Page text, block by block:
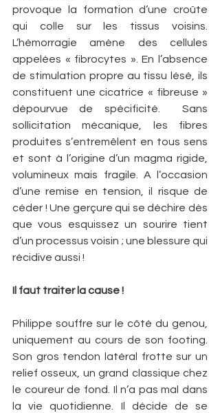
provoque la formation d’une croûte
qui colle sur les tissus voisins.
L’hémorragie amène des cellules
appelées « fibrocytes ». En l’absence
de stimulation propre au tissu lésé, ils
constituent une cicatrice « fibreuse »
dépourvue de spécificité.  Sans
sollicitation mécanique, les fibres
produites s’entremêlent en tous sens
et sont à l’origine d’un magma rigide,
volumineux mais fragile. A l’occasion
d’une remise en tension, il risque de
céder ! Une gerçure qui se déchire dès
que vous esquissez un sourire tient
d’un processus voisin ; une blessure qui
récidive aussi !
Il faut traiter la cause !
Philippe souffre sur le côté du genou,
uniquement au cours de son footing.
Son gros tendon latéral frotte sur un
relief osseux, un grand classique chez
le coureur de fond. Il n’a pas mal dans
la vie quotidienne. Il décide de se